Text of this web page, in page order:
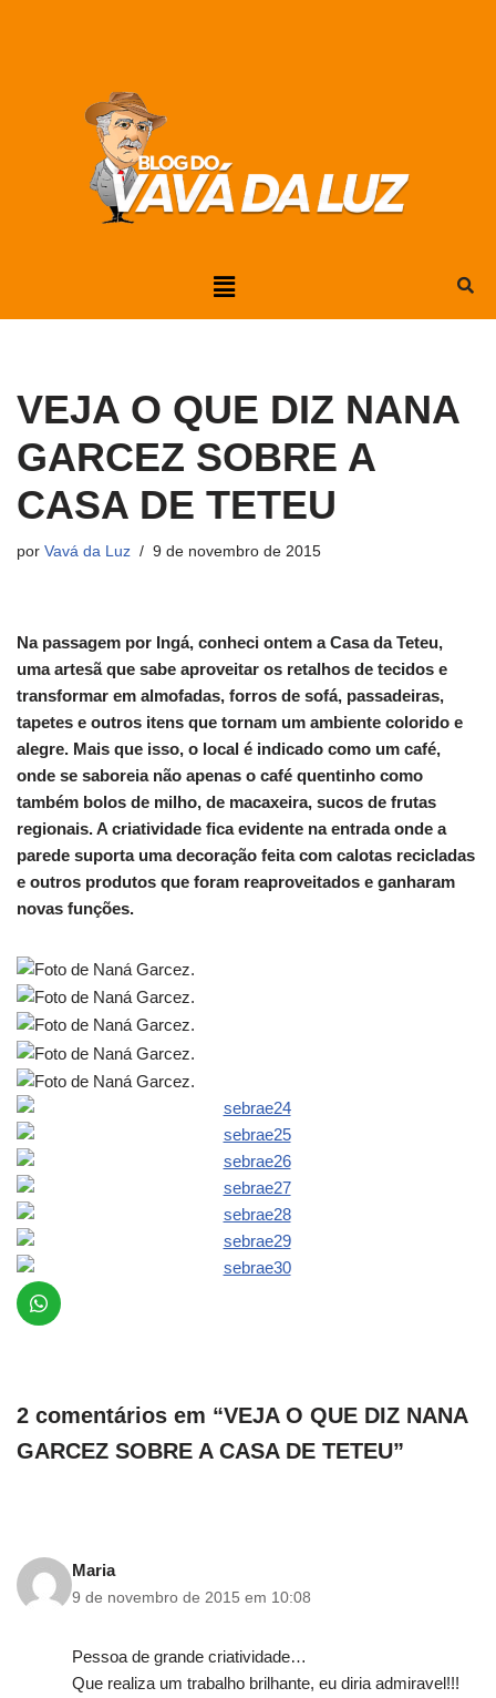
VEJA O QUE DIZ NANA
GARCEZ SOBRE A
CASA DE TETEU
por Vavá da Luz 9 de novembro de 2015
Na passagem por Ingá, conheci ontem a Casa da Teteu,
uma artesã que sabe aproveitar os retalhos de tecidos e
transformar em almofadas, forros de sofá, passadeiras,
tapetes e outros itens que tornam um ambiente colorido e
alegre. Mais que isso, o local é indicado como um café,
onde se saboreia não apenas o café quentinho como
também bolos de milho, de macaxeira, sucos de frutas
regionais. A criatividade fica evidente na entrada onde a
parede suporta uma decoração feita com calotas recicladas
e outros produtos que foram reaproveitados e ganharam
novas funções.
2 comentários em “VEJA O QUE DIZ NANA
GARCEZ SOBRE A CASA DE TETEU”
Maria
9 de novembro de 2015 em 10:08
Pessoa de grande criatividade…
Que realiza um trabalho brilhante, eu diria admiravel!!!